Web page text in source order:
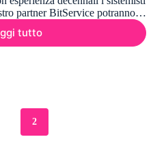
partner BitService potranno…
tutto
Windows
2